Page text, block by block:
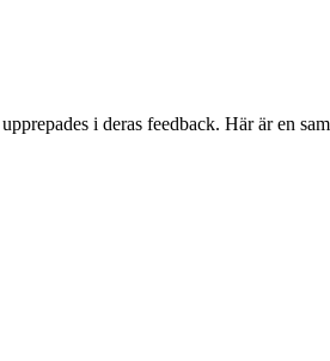
i deras feedback. Här är en